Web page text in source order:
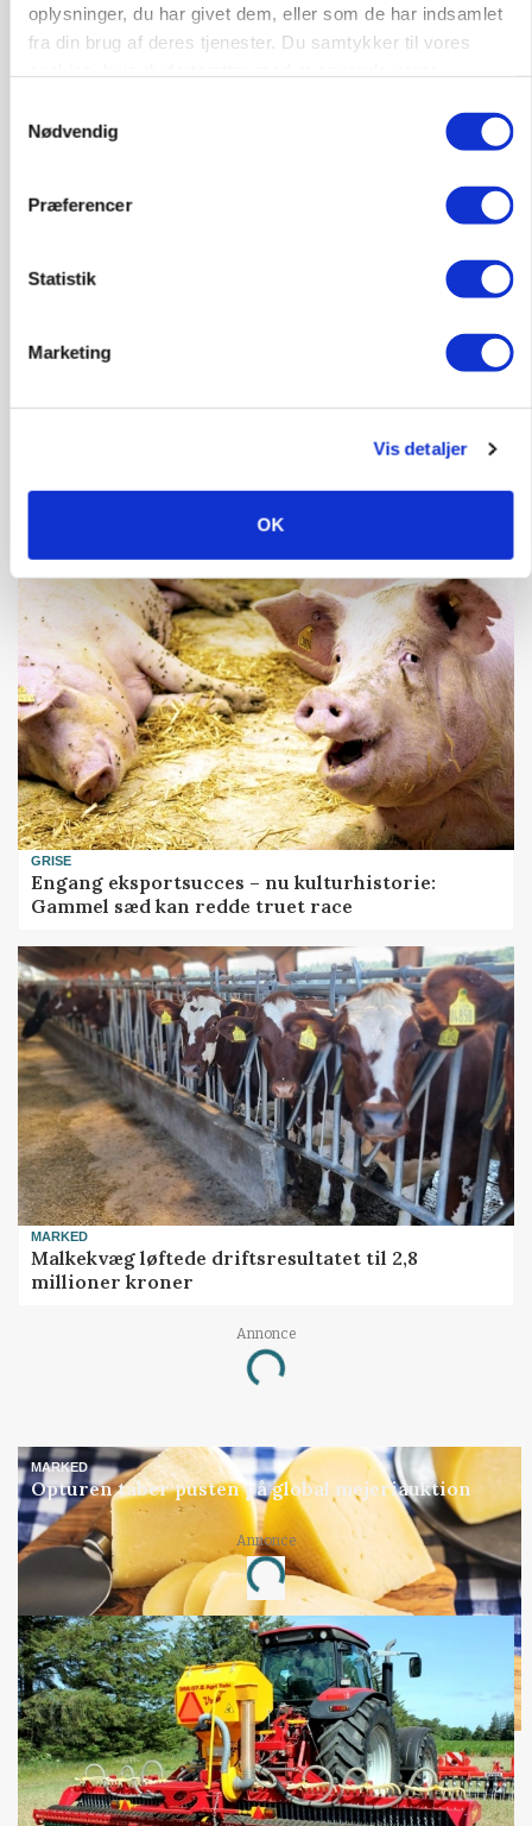
oplysninger, du har givet dem, eller som de har indsamlet
fra din brug af deres tjenester. Du samtykker til vores
Nødvendig
Præferencer
Statistik
Marketing
Vis detaljer
OK
MARKEDSFOKUS
københavnsk restaurantkæde
GRISE
Engang eksportsucces – nu kulturhistorie:
Gammel sæd kan redde truet race
MARKED
Malkekvæg løftede driftsresultatet til 2,8
millioner kroner
Annonce
Loading...
MARKED
Opturen taber pusten på global mejeriauktion
Annonce
Loading...